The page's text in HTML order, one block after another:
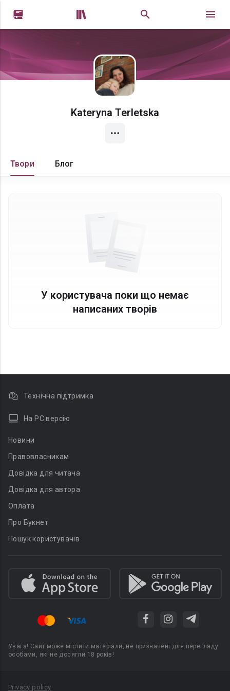
 
Kateryna Terletska
Твори Блог
У користувача поки що немає
написаних творів
Технічна підтримка
На PC версію
Новини
Правовласникам
Довідка для читача
Довідка для автора
Оплата
Про Букнет
Пошук користувачів
Увага! Сайт може містити матеріали, не призначені для перегляду
особами, які не досягли 18 років!
Privacy policy